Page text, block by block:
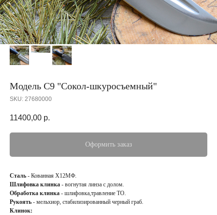
Модель С9 "Сокол-шкуросъемный"
SKU: 27680000
11400,00 р.
Оформить заказ
Сталь - Кованная Х12МФ.
Шлифовка клинка - вогнутая линза с долом.
Обработка клинка - шлифовка,травление ТО.
Рукоять - мельхиор, стабилизированный черный граб.
Клинок: